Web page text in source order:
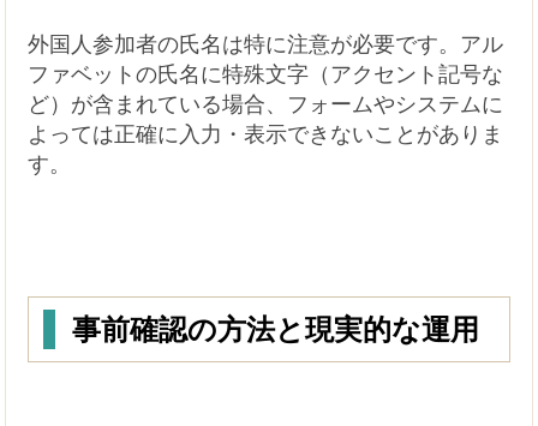
外国人参加者の氏名は特に注意が必要です。アル
ファベットの氏名に特殊文字（アクセント記号な
ど）が含まれている場合、フォームやシステムに
よっては正確に入力・表示できないことがありま
す。
事前確認の方法と現実的な運用